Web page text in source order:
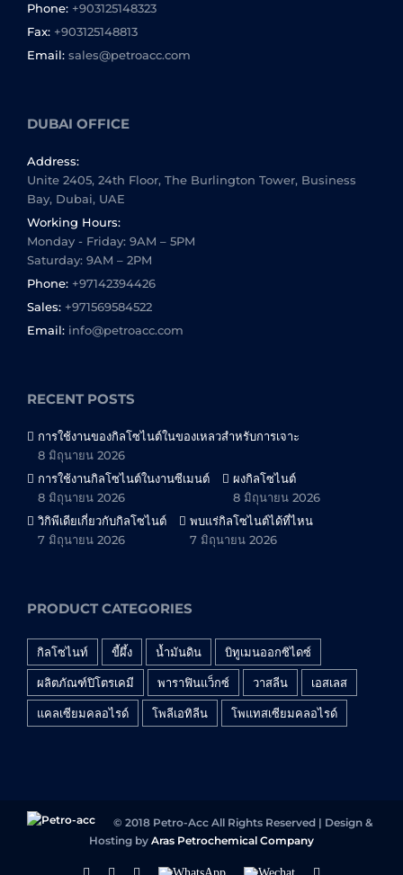
Phone: +903125148323
Fax: +903125148813
Email: sales@petroacc.com
DUBAI OFFICE
Address:
Unite 2405, 24th Floor, The Burlington Tower, Business
Bay, Dubai, UAE
Working Hours:
Monday - Friday: 9AM – 5PM
Saturday: 9AM – 2PM
Phone: +97142394426
Sales: +971569584522
Email: info@petroacc.com
RECENT POSTS
การใช้งานของกิลโซไนต์ในของเหลวสำหรับการเจาะ
8 มิถุนายน 2026
การใช้งานกิลโซไนต์ในงานซีเมนต์
8 มิถุนายน 2026
ผงกิลโซไนต์
8 มิถุนายน 2026
วิกิพีเดียเกี่ยวกับกิลโซไนต์
7 มิถุนายน 2026
พบแร่กิลโซไนต์ได้ที่ไหน
7 มิถุนายน 2026
PRODUCT CATEGORIES
กิลโซไนท์ ขี้ผึ้ง น้ำมันดิน บิทูเมนออกซิไดซ์
ผลิตภัณฑ์ปิโตรเคมี พาราฟินแว็กซ์ วาสลีน เอสเลส
แคลเซียมคลอไรด์ โพลีเอทิลีน โพแทสเซียมคลอไรด์
© 2018 Petro-Acc All Rights Reserved | Design &
Hosting by Aras Petrochemical Company
FacebookLinkedinInstagram
WhatsApp Wechat